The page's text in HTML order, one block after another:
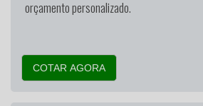
orçamento personalizado.
COTAR AGORA